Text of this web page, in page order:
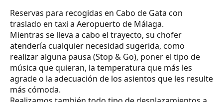
Reservas para recogidas en Cabo de Gata con
traslado en taxi a Aeropuerto de Málaga.
Mientras se lleva a cabo el trayecto, su chofer
atendería cualquier necesidad sugerida, como
realizar alguna pausa (Stop & Go), poner el tipo de
música que quieran, la temperatura que más les
agrade o la adecuación de los asientos que les resulte
más cómoda.